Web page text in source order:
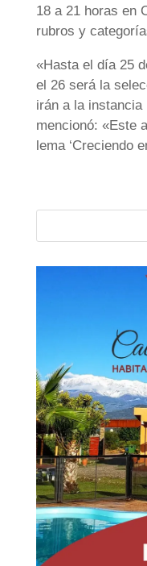
18 a 21 horas en
rubros y
«Hasta el día 25
el 26 será la
irán a la
mencionó: «Este
lema ‘Creciendo